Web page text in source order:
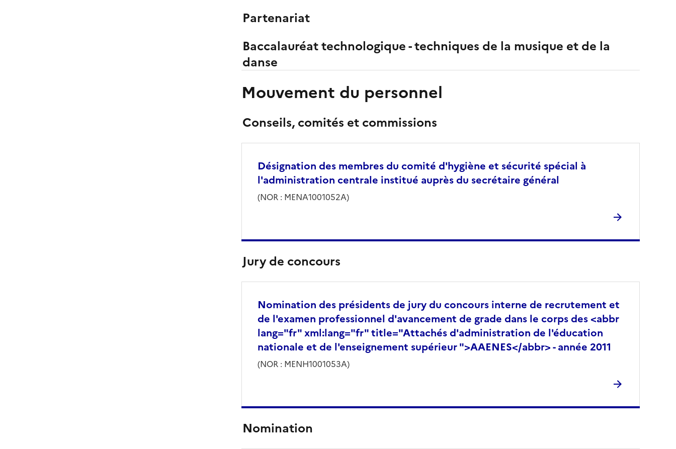
Partenariat
Baccalauréat technologique - techniques de la musique et de la
danse
Mouvement du personnel
Conseils, comités et commissions
Désignation des membres du comité d'hygiène et sécurité spécial à
l'administration centrale institué auprès du secrétaire général
(NOR : MENA1001052A)
Jury de concours
Nomination des présidents de jury du concours interne de recrutement et
de l'examen professionnel d'avancement de grade dans le corps des <abbr
lang="fr" xml:lang="fr" title="Attachés d'administration de l'éducation
nationale et de l'enseignement supérieur ">AAENES</abbr> - année 2011
(NOR : MENH1001053A)
Nomination